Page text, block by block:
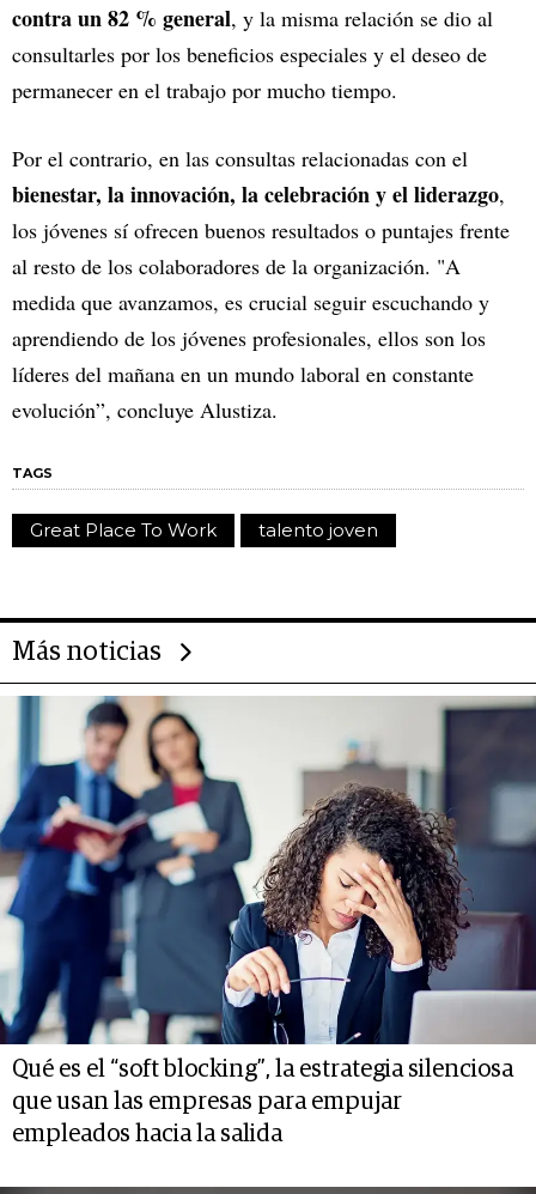
contra un 82 % general, y la misma relación se dio al
consultarles por los beneficios especiales y el deseo de
permanecer en el trabajo por mucho tiempo.
Por el contrario, en las consultas relacionadas con el
bienestar, la innovación, la celebración y el liderazgo,
los jóvenes sí ofrecen buenos resultados o puntajes frente
al resto de los colaboradores de la organización. "A
medida que avanzamos, es crucial seguir escuchando y
aprendiendo de los jóvenes profesionales, ellos son los
líderes del mañana en un mundo laboral en constante
evolución”, concluye Alustiza.
TAGS
Great Place To Work talento joven
Más noticias
Qué es el “soft blocking”, la estrategia silenciosa
que usan las empresas para empujar
empleados hacia la salida